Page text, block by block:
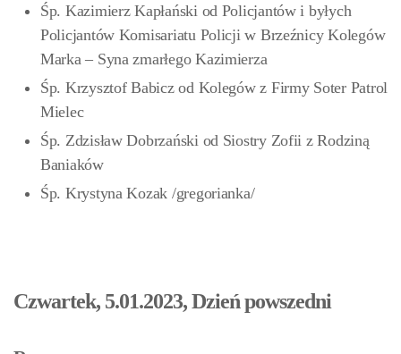
Śp. Kazimierz Kapłański od Policjantów i byłych
Policjantów Komisariatu Policji w Brzeźnicy Kolegów
Marka – Syna zmarłego Kazimierza
Śp. Krzysztof Babicz od Kolegów z Firmy Soter Patrol
Mielec
Śp. Zdzisław Dobrzański od Siostry Zofii z Rodziną
Baniaków
Śp. Krystyna Kozak /gregorianka/
Czwartek, 5.01.2023, Dzień powszedni